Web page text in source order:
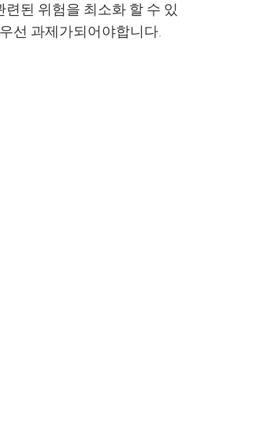
된 위험을 최소화 할 수 있
선 과제가되어야합니다.